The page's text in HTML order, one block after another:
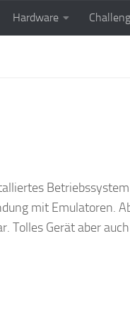
Hardware
mit Emulatoren.
Tolles Gerät aber